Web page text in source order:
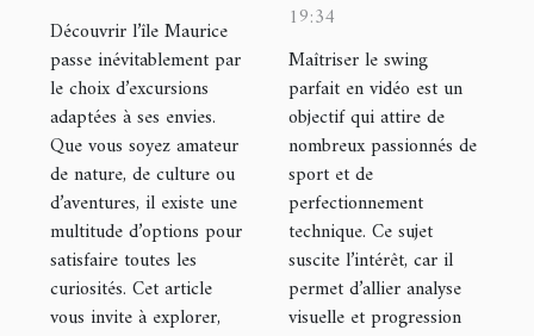
adaptée à vos
intérêts à
Maurice ?
Découvrir l’île Maurice
passe inévitablement par
le choix d’excursions
adaptées à ses envies.
Que vous soyez amateur
de nature, de culture ou
d’aventures, il existe une
multitude d’options pour
satisfaire toutes les
curiosités. Cet article
vous invite à explorer,
en vidéo ?
19:34
Maîtriser le swing
parfait en vidéo est un
objectif qui attire de
nombreux passionnés de
sport et de
perfectionnement
technique. Ce sujet
suscite l’intérêt, car il
permet d’allier analyse
visuelle et progression